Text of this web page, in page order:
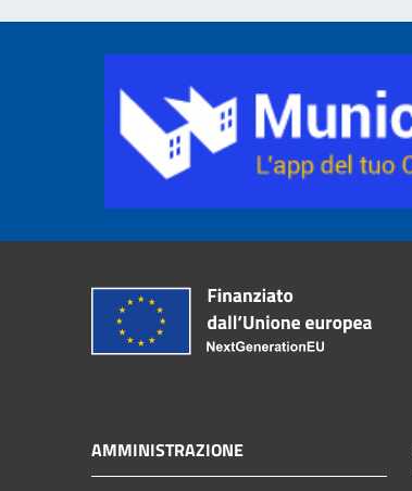
AMMINISTRAZIONE